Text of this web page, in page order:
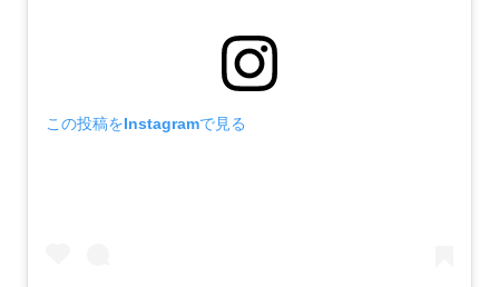
この投稿をInstagramで見る